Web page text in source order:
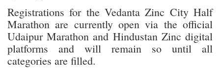
Registrations for the Vedanta Zinc City Half
Marathon are currently open via the official
Udaipur Marathon and Hindustan Zinc digital
platforms and will remain so until all
categories are filled.